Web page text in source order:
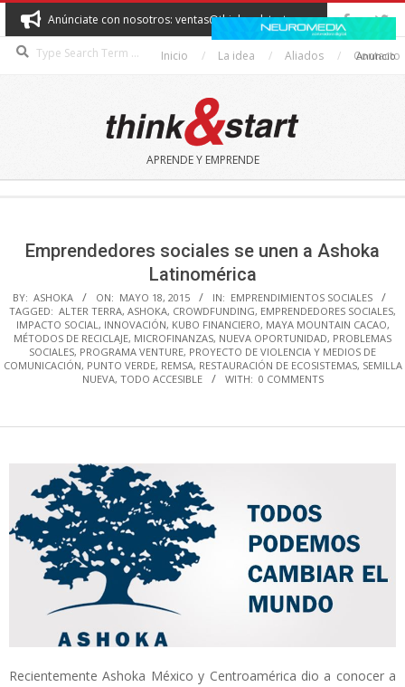
Skip
to
content
Anúnciate con nosotros: ventas@thinkandstart.com
Inicio La idea Aliados Contacto
THINK&START
APRENDE Y EMPRENDE
Anuncio
Emprendedores sociales se unen a Ashoka
Latinomérica
BY: ASHOKA ON: MAYO 18, 2015 IN: EMPRENDIMIENTOS SOCIALES
TAGGED: ALTER TERRA, ASHOKA, CROWDFUNDING, EMPRENDEDORES SOCIALES,
IMPACTO SOCIAL, INNOVACIÓN, KUBO FINANCIERO, MAYA MOUNTAIN CACAO,
MÉTODOS DE RECICLAJE, MICROFINANZAS, NUEVA OPORTUNIDAD, PROBLEMAS
SOCIALES, PROGRAMA VENTURE, PROYECTO DE VIOLENCIA Y MEDIOS DE
COMUNICACIÓN, PUNTO VERDE, REMSA, RESTAURACIÓN DE ECOSISTEMAS, SEMILLA
NUEVA, TODO ACCESIBLE WITH: 0 COMMENTS
Recientemente Ashoka México y Centroamérica dio a conocer a